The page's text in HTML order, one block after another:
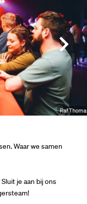
Raf
Waar we samen
je aan bij ons